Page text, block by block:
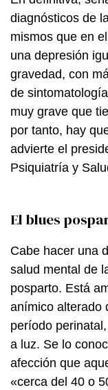
diagnósticos de
mismos que en
una depresión
gravedad, con
de
muy grave que
por tanto, hay
advierte el
Psiquiatría y
El blues
Cabe hacer una
salud mental de
posparto. Está
anímico alterado
período
a luz. Se lo
afección que
«cerca del 40 o